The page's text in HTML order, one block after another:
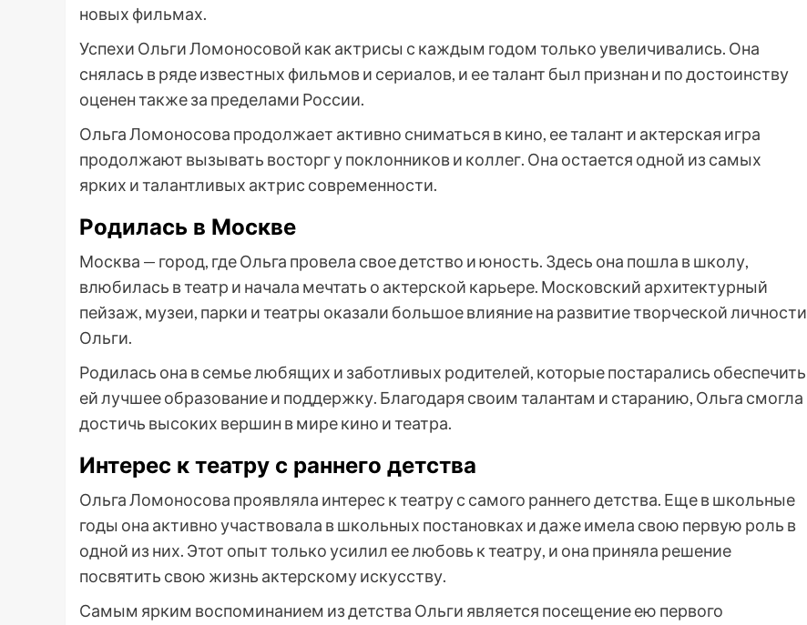
новых фильмах.
Успехи Ольги Ломоносовой как актрисы с каждым годом только увеличивались. Она
снялась в ряде известных фильмов и сериалов, и ее талант был признан и по достоинству
оценен также за пределами России.
Ольга Ломоносова продолжает активно сниматься в кино, ее талант и актерская игра
продолжают вызывать восторг у поклонников и коллег. Она остается одной из самых
ярких и талантливых актрис современности.
Родилась в Москве
Москва — город, где Ольга провела свое детство и юность. Здесь она пошла в школу,
влюбилась в театр и начала мечтать о актерской карьере. Московский архитектурный
пейзаж, музеи, парки и театры оказали большое влияние на развитие творческой личности
Ольги.
Родилась она в семье любящих и заботливых родителей, которые постарались обеспечить
ей лучшее образование и поддержку. Благодаря своим талантам и старанию, Ольга смогла
достичь высоких вершин в мире кино и театра.
Интерес к театру с раннего детства
Ольга Ломоносова проявляла интерес к театру с самого раннего детства. Еще в школьные
годы она активно участвовала в школьных постановках и даже имела свою первую роль в
одной из них. Этот опыт только усилил ее любовь к театру, и она приняла решение
посвятить свою жизнь актерскому искусству.
Самым ярким воспоминанием из детства Ольги является посещение ею первого